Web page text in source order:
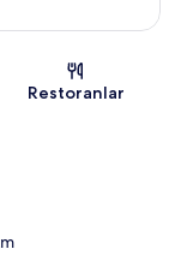
Restoranlar